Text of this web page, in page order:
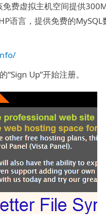
费虚拟主机空间提供
语言，提供免费的
Up”开始注册。